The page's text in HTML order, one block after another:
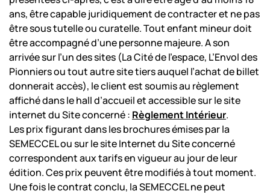
ans, être capable juridiquement de contracter et ne pas
être sous tutelle ou curatelle. Tout enfant mineur doit
être accompagné d’une personne majeure. A son
arrivée sur l’un des sites (La Cité de l’espace, L’Envol des
Pionniers ou tout autre site tiers auquel l’achat de billet
donnerait accès), le client est soumis au règlement
affiché dans le hall d’accueil et accessible sur le site
internet du Site concerné : Règlement Intérieur.
Les prix figurant dans les brochures émises par la
SEMECCEL ou sur le site Internet du Site concerné
correspondent aux tarifs en vigueur au jour de leur
édition. Ces prix peuvent être modifiés à tout moment.
Une fois le contrat conclu, la SEMECCEL ne peut